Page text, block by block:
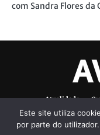
com Sandra Flores da
Atualidade
Este site utiliza
por parte do